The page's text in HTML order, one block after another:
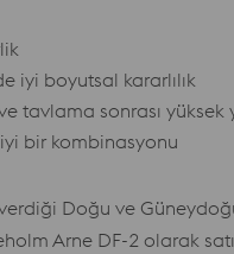
iyi boyutsal kararlılık
tavlama sonrası yüksek
bir kombinasyonu
Doğu ve
Arne DF-2 olarak